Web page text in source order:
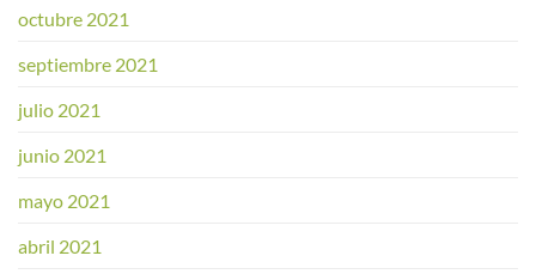
octubre 2021
septiembre 2021
julio 2021
junio 2021
mayo 2021
abril 2021